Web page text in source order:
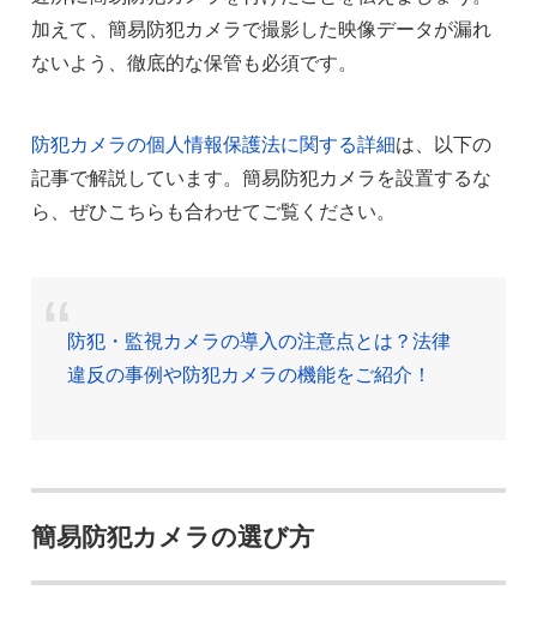
加えて、簡易防犯カメラで撮影した映像データが漏れ
ないよう、徹底的な保管も必須です。
防犯カメラの個人情報保護法に関する詳細は、以下の
記事で解説しています。簡易防犯カメラを設置するな
ら、ぜひこちらも合わせてご覧ください。
防犯・監視カメラの導入の注意点とは？法律
違反の事例や防犯カメラの機能をご紹介！
簡易防犯カメラの選び方